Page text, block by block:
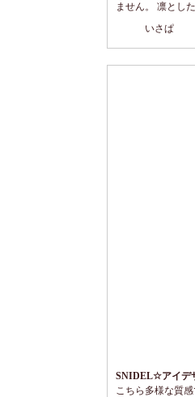
ません。 凛とし
くるような優し
タオルドライし
しなやかなツヤ
いさぱ
SNIDEL☆アイデ
こちら多様な質